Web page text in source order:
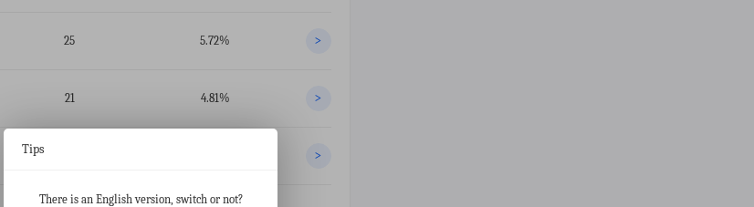
25 5.72% >
21 4.81% >
>
Tips
There is an English version, switch or not?